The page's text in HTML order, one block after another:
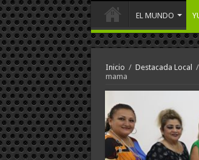
EL MUNDO
Inicio / Destacada Local /
mama